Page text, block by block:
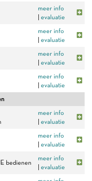
meer info
evaluatie
meer info
evaluatie
meer info
evaluatie
meer info
evaluatie
meer info
evaluatie
meer info
evaluatie
bedienen
meer info
evaluatie